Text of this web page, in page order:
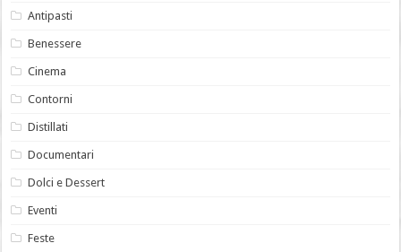
Antipasti
Benessere
Cinema
Contorni
Distillati
Documentari
Dolci e Dessert
Eventi
Feste